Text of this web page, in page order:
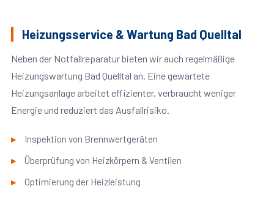
Heizungsservice & Wartung Bad Quelltal
Neben der Notfallreparatur bieten wir auch regelmäßige
Heizungswartung Bad Quelltal an. Eine gewartete
Heizungsanlage arbeitet effizienter, verbraucht weniger
Energie und reduziert das Ausfallrisiko.
Inspektion von Brennwertgeräten
Überprüfung von Heizkörpern & Ventilen
Optimierung der Heizleistung